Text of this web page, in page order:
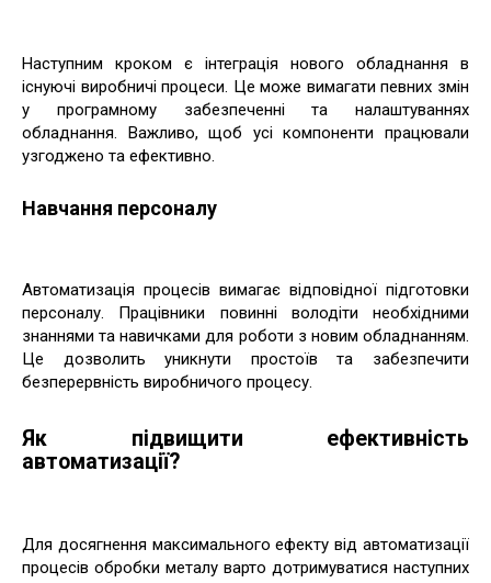
Наступним кроком є інтеграція нового обладнання в
існуючі виробничі процеси. Це може вимагати певних змін
у програмному забезпеченні та налаштуваннях
обладнання. Важливо, щоб усі компоненти працювали
узгоджено та ефективно.
Навчання персоналу
Автоматизація процесів вимагає відповідної підготовки
персоналу. Працівники повинні володіти необхідними
знаннями та навичками для роботи з новим обладнанням.
Це дозволить уникнути простоїв та забезпечити
безперервність виробничого процесу.
Як підвищити ефективність
автоматизації?
Для досягнення максимального ефекту від автоматизації
процесів обробки металу варто дотримуватися наступних